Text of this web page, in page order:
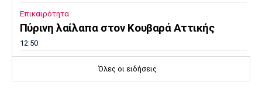
Επικαιρότητα
Πύρινη λαίλαπα στον Κουβαρά Αττικής
12:50
Βίτορ Μπρούνο: «Μεγάλη πρόκληση για εμάς
Όλες οι ειδήσεις